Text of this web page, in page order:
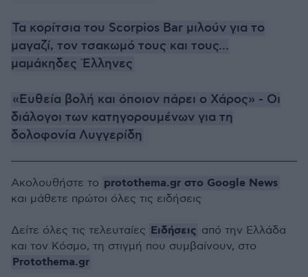
Τα κορίτσια του Scorpios Bar μιλούν για το
μαγαζί, τον τσακωμό τους και τους...
μαμάκηδες Έλληνες
«Ευθεία βολή και όποιον πάρει ο Χάρος» - Οι
διάλογοι των κατηγορουμένων για τη
δολοφονία Λυγγερίδη
Ακολουθήστε το protothema.gr στο Google News
και μάθετε πρώτοι όλες τις ειδήσεις
Δείτε όλες τις τελευταίες Ειδήσεις από την Ελλάδα
και τον Κόσμο, τη στιγμή που συμβαίνουν, στο
Protothema.gr